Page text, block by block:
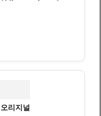
리지널